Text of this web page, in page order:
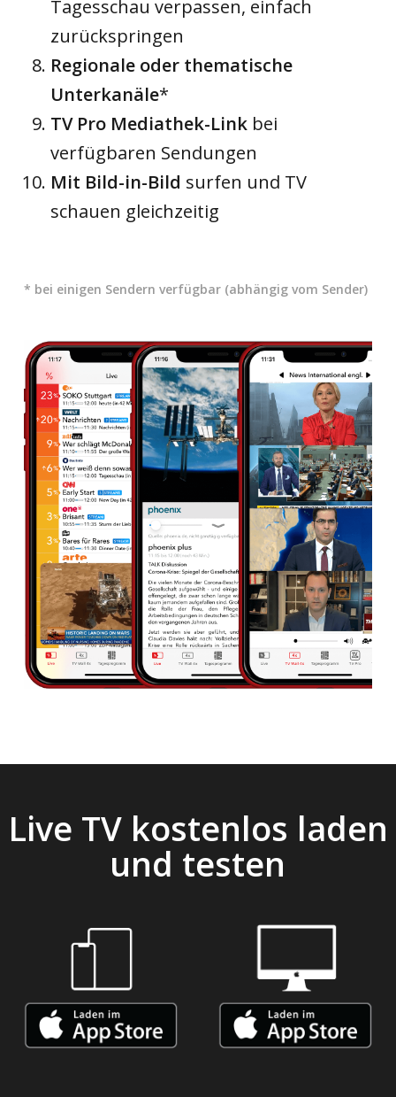
Tagesschau verpassen, einfach
zurückspringen
Regionale oder thematische
Unterkanäle*
TV Pro Mediathek-Linkbei
verfügbaren Sendungen
Mit Bild-in-Bild surfen und TV
schauen gleichzeitig
* bei einigen Sendern verfügbar (abhängig vom Sender)
Live TV kostenlos laden
und testen